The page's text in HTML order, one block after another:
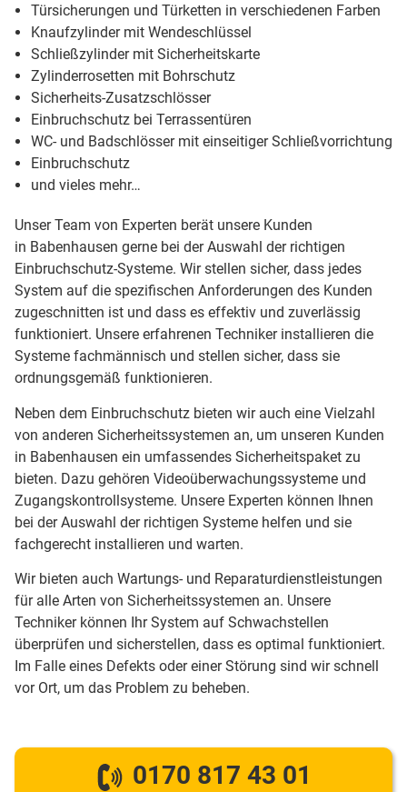
Türsicherungen und Türketten in verschiedenen Farben
Knaufzylinder mit Wendeschlüssel
Schließzylinder mit Sicherheitskarte
Zylinderrosetten mit Bohrschutz
Sicherheits-Zusatzschlösser
Einbruchschutz bei Terrassentüren
WC- und Badschlösser mit einseitiger Schließvorrichtung
Einbruchschutz
und vieles mehr…
Unser Team von Experten berät unsere Kunden
in Babenhausen gerne bei der Auswahl der richtigen
Einbruchschutz-Systeme. Wir stellen sicher, dass jedes
System auf die spezifischen Anforderungen des Kunden
zugeschnitten ist und dass es effektiv und zuverlässig
funktioniert. Unsere erfahrenen Techniker installieren die
Systeme fachmännisch und stellen sicher, dass sie
ordnungsgemäß funktionieren.
Neben dem Einbruchschutz bieten wir auch eine Vielzahl
von anderen Sicherheitssystemen an, um unseren Kunden
in Babenhausen ein umfassendes Sicherheitspaket zu
bieten. Dazu gehören Videoüberwachungssysteme und
Zugangskontrollsysteme. Unsere Experten können Ihnen
bei der Auswahl der richtigen Systeme helfen und sie
fachgerecht installieren und warten.
Wir bieten auch Wartungs- und Reparaturdienstleistungen
für alle Arten von Sicherheitssystemen an. Unsere
Techniker können Ihr System auf Schwachstellen
überprüfen und sicherstellen, dass es optimal funktioniert.
Im Falle eines Defekts oder einer Störung sind wir schnell
vor Ort, um das Problem zu beheben.
0170 817 43 01